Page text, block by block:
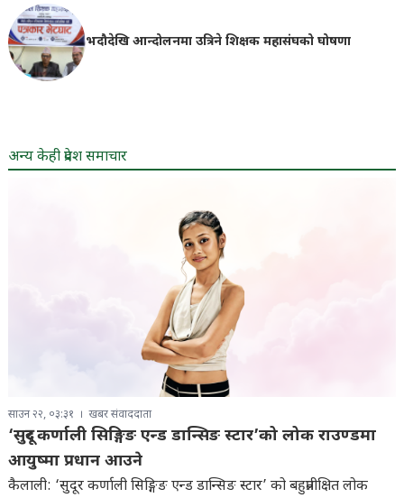
भदौदेखि आन्दोलनमा उत्रिने शिक्षक महासंघको घोषणा
अन्य केही प्रदेश समाचार
साउन २२, ०३:३१ खबर संवाददाता
‘सुदूर कर्णाली सिङ्गिङ एन्ड डान्सिङ स्टार’को लोक राउण्डमा
आयुष्मा प्रधान आउने
कैलाली: ‘सुदूर कर्णाली सिङ्गिङ एन्ड डान्सिङ स्टार’ को बहुप्रतीक्षित लोक